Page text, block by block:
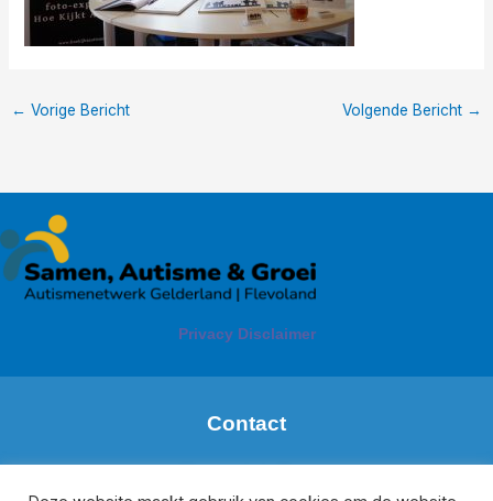
← Vorige Bericht Volgende Bericht →
Privacy Disclaimer
Contact